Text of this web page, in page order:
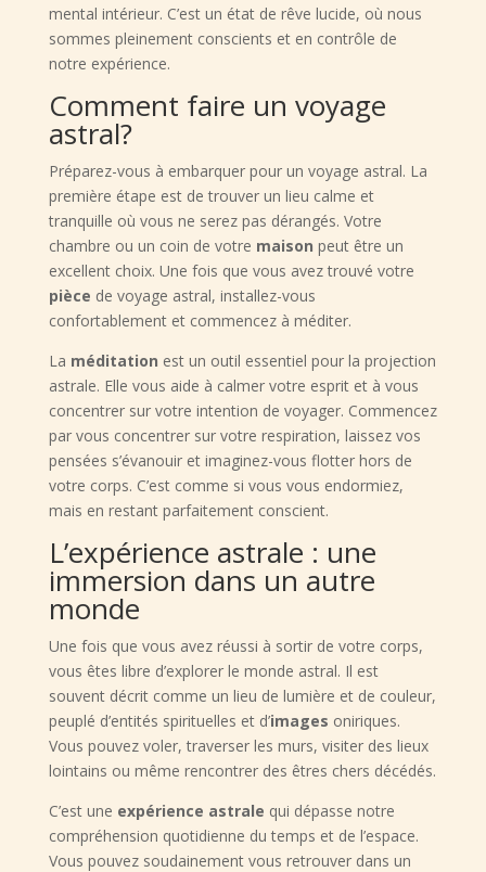
mental intérieur. C’est un état de rêve lucide, où nous
sommes pleinement conscients et en contrôle de
notre expérience.
Comment faire un voyage
astral?
Préparez-vous à embarquer pour un voyage astral. La
première étape est de trouver un lieu calme et
tranquille où vous ne serez pas dérangés. Votre
chambre ou un coin de votre maison peut être un
excellent choix. Une fois que vous avez trouvé votre
pièce de voyage astral, installez-vous
confortablement et commencez à méditer.
La méditation est un outil essentiel pour la projection
astrale. Elle vous aide à calmer votre esprit et à vous
concentrer sur votre intention de voyager. Commencez
par vous concentrer sur votre respiration, laissez vos
pensées s’évanouir et imaginez-vous flotter hors de
votre corps. C’est comme si vous vous endormiez,
mais en restant parfaitement conscient.
L’expérience astrale : une
immersion dans un autre
monde
Une fois que vous avez réussi à sortir de votre corps,
vous êtes libre d’explorer le monde astral. Il est
souvent décrit comme un lieu de lumière et de couleur,
peuplé d’entités spirituelles et d’images oniriques.
Vous pouvez voler, traverser les murs, visiter des lieux
lointains ou même rencontrer des êtres chers décédés.
C’est une expérience astrale qui dépasse notre
compréhension quotidienne du temps et de l’espace.
Vous pouvez soudainement vous retrouver dans un